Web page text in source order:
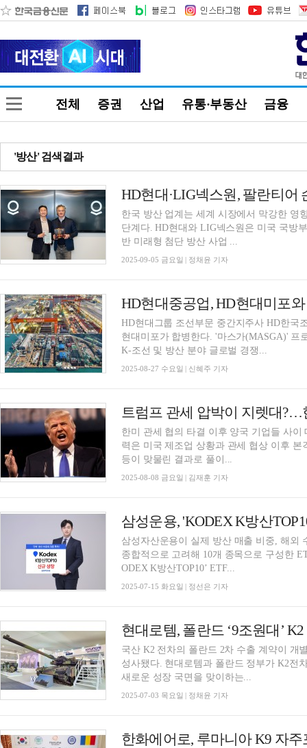
전체 증권 산업 유통·부동산 금융
'방산' 검색결과
한국 방산 업계는 세계 시장에서 막강한 영
단계다. HD현대와 LIG넥스원은 미국 국방
반 미래형 첨단 방산 사업 ...
2025-09-05 금요일 | 정채윤 기자
HD현대중공업, HD현대미포
HD현대그룹 조선부문 중간지주사 HD한국
현대미포가 합병한다. '마스가(MASGA)' 프
K-조선 및 방산 분야 글로벌 경쟁...
2025-08-27 수요일 | 신혜주 기자
트럼프 관세 압박이 지렛대?…
한미 관세 협의 타결 이후 양국 기업들 사
력은 미국 제조업 상황과 관세 협상 이후
등이 맞물린 결과로 풀이...
2025-08-08 금요일 | 김재훈 기자
삼성자산운용이 실제 방산 매출 비중, 해외
종합적으로 고려해 10개 종목으로 구성한 ETF(상장지
ODEX K방산TOP10’ ETF...
2025-07-15 화요일 | 정선은 기자
국산 K2 전차의 폴란드 2차 수출 계약이 개
성사됐다. 현대로템과 폴란드 정부가 K2전
새로운 성장 국면을 맞이하는...
2025-07-03 목요일 | 정채윤 기자
한화에어로, 루마니아 K9 자